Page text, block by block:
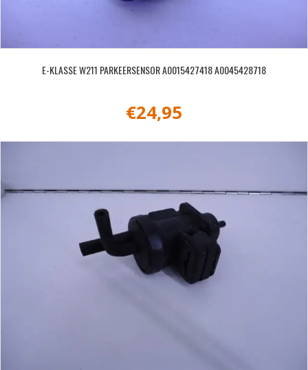
E-KLASSE W211 PARKEERSENSOR A0015427418 A0045428718
€24,95